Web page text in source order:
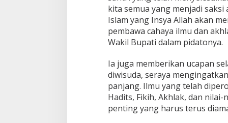
n
a
i
L
l
i
n
kita semua yang menjadi
Islam yang Insya Allah akan
pembawa cahaya ilmu dan
Wakil Bupati dalam pidatonya.
Ia juga memberikan ucapan
diwisuda, seraya
panjang. Ilmu yang telah
Hadits, Fikih, Akhlak, dan
penting yang harus terus